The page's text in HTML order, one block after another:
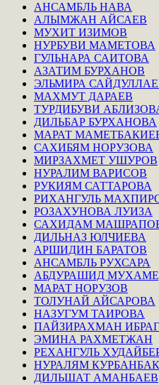
АНСАМБЛЬ НАВА
АЛЫМЖАН АЙСАЕВ
МУХИТ ИЗИМОВ
НУРБУВИ МАМЕТОВА
ГУЛЬНАРА САИТОВА
АЗАТИМ БУРХАНОВ
ЭЛЬМИРА
МАХМУТ ДАРАЕВ
ТУРДИБУВИ
ДИЛЬБАР БУРХАНОВА
МАРАТ
САХИБЯМ НОРУЗОВА
МИРЗАХМЕТ УШУРОВ
НУРАЛИМ ВАРИСОВ
РУКИЯМ САТТАРОВА
РИХАНГУЛЬ
РОЗАХУНОВА ЛУИЗА
САХИДАМ
ДИЛЬНАЗ ЮЛЧИЕВА
АРШИДИН БАРАТОВ
АНСАМБЛЬ РУХСАРА
АБДУРАШИД
МАРАТ НОРУЗОВ
ТОЛУНАЙ АЙСАРОВА
НАЗУГУМ ТАИРОВА
ПАЙЗИРАХМАН
ЭМИНА РАХМЕТЖАН
РЕХАНГУЛЬ
НУРАЛЯМ
ДИЛЬШАТ АМАНБАЕВ